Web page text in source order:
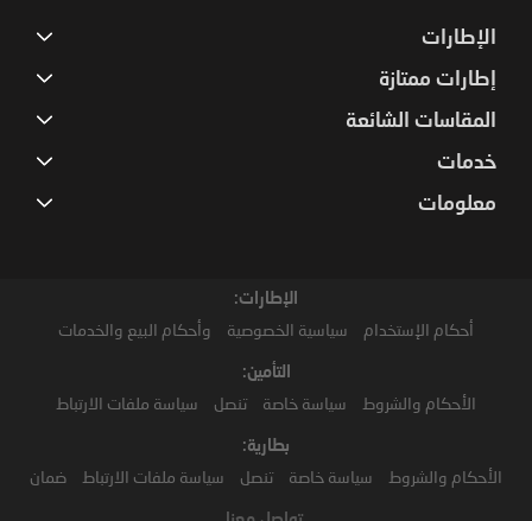
الإطارات
إطارات ممتازة
المقاسات الشائعة
خدمات
معلومات
الإطارات:
أحكام الإستخدام سياسية الخصوصية وأحكام البيع والخدمات
التأمين:
الأحكام والشروط سياسة خاصة تنصل سياسة ملفات الارتباط
بطارية:
الأحكام والشروط سياسة خاصة تنصل سياسة ملفات الارتباط ضمان